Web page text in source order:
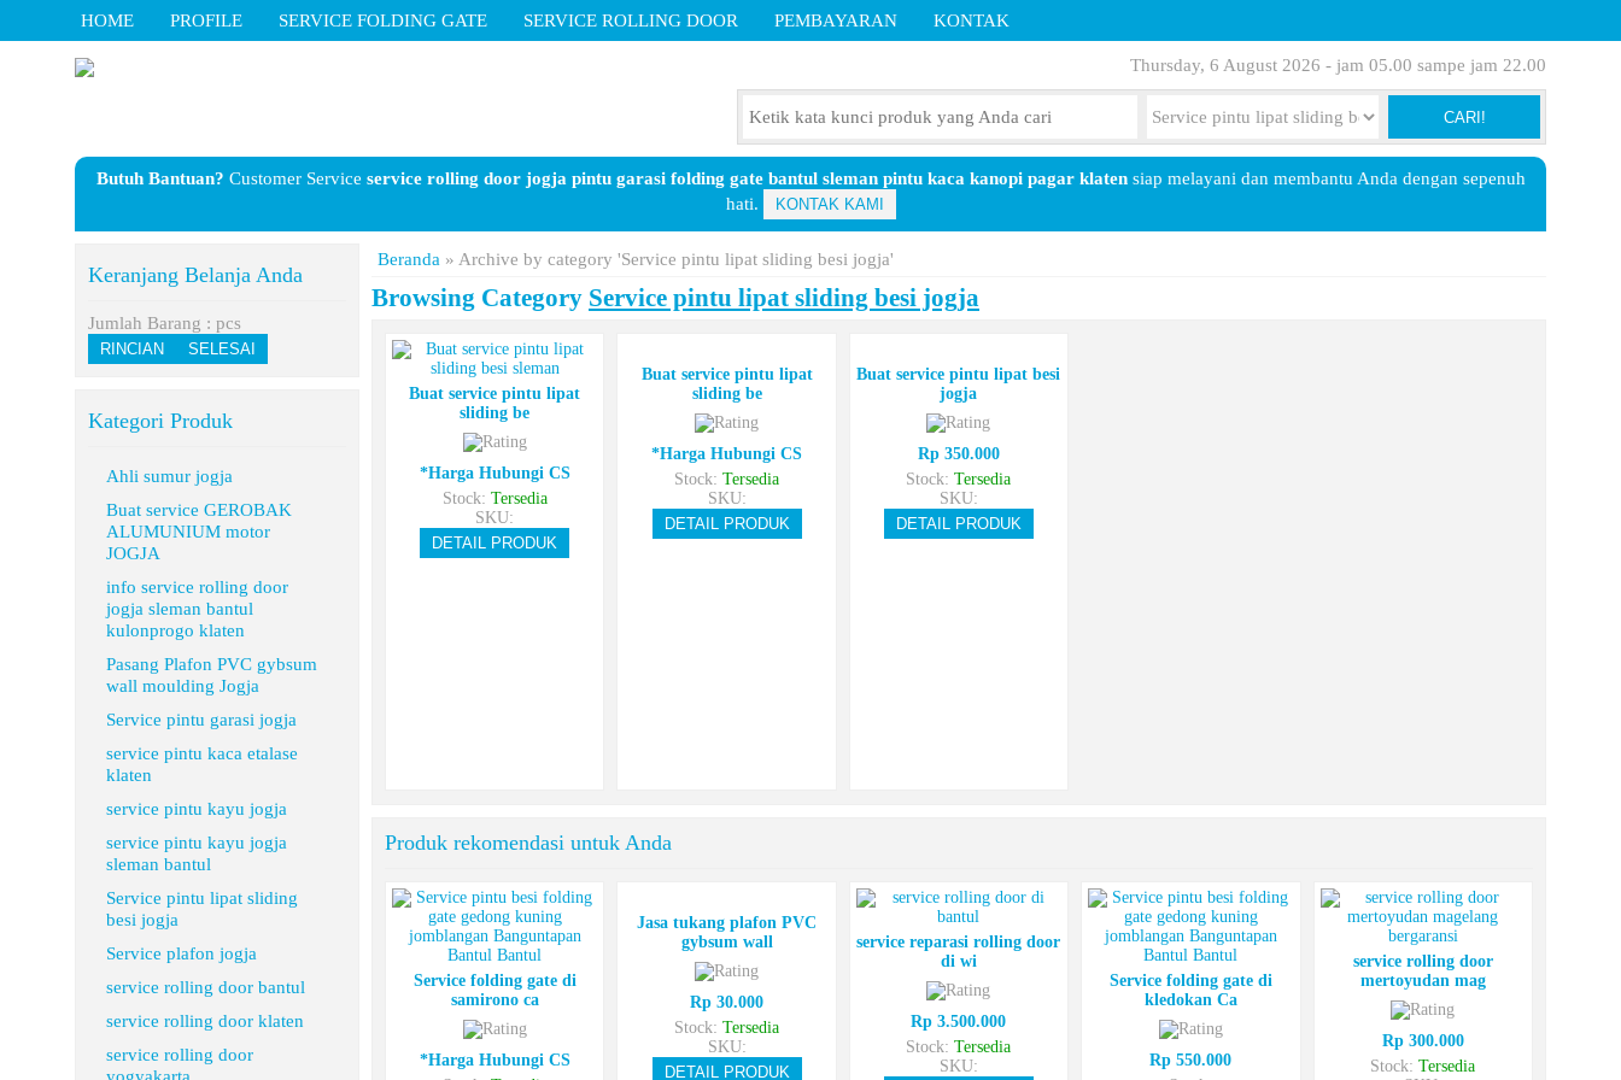
HOME PROFILE SERVICE FOLDING GATE SERVICE ROLLING DOOR PEMBAYARAN KONTAK
Thursday, 6 August 2026 - jam 05.00 sampe jam 22.00
CARI!
Butuh Bantuan? Customer Service service rolling door jogja pintu garasi folding gate bantul sleman pintu kaca kanopi pagar klaten siap melayani dan membantu Anda dengan sepenuh
hati.
KONTAK KAMI
Beranda » Archive by category 'Service pintu lipat sliding besi jogja'
Browsing Category Service pintu lipat sliding besi jogja
Buat service pintu lipat
sliding be
*Harga Hubungi CS
Stock: Tersedia
SKU:
DETAIL PRODUK
Buat service pintu lipat
sliding be
*Harga Hubungi CS
Stock:Tersedia
SKU:
DETAIL PRODUK
Buat service pintu lipat besi
jogja
Rp 350.000
Stock:Tersedia
SKU:
DETAIL PRODUK
Produk rekomendasi untuk Anda
Service folding gate di
samirono ca
*Harga Hubungi CS
Jasa tukang plafon PVC
gybsum wall
Rp 30.000
Stock:Tersedia
SKU:
DETAIL PRODUK
service reparasi rolling door
di wi
Rp 3.500.000
Stock:Tersedia
SKU:
Service folding gate di
kledokan Ca
Rp 550.000
service rolling door
mertoyudan mag
Rp 300.000
Stock:Tersedia
Keranjang Belanja Anda
Jumlah Barang : pcs
RINCIAN SELESAI
Kategori Produk
Ahli sumur jogja
Buat service GEROBAK
ALUMUNIUM motor
JOGJA
info service rolling door
jogja sleman bantul
kulonprogo klaten
Pasang Plafon PVC gybsum
wall moulding Jogja
Service pintu garasi jogja
service pintu kaca etalase
klaten
service pintu kayu jogja
service pintu kayu jogja
sleman bantul
Service pintu lipat sliding
besi jogja
Service plafon jogja
service rolling door bantul
service rolling door klaten
service rolling door